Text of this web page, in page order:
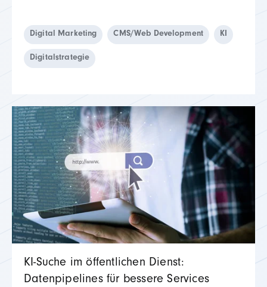
Digital Marketing CMS/Web Development KI
Digitalstrategie
KI‑Suche im öffentlichen Dienst:
Datenpipelines für bessere Services